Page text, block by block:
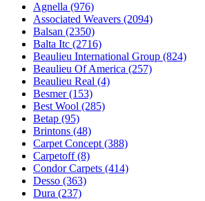
Agnella (976)
Associated Weavers (2094)
Balsan (2350)
Balta Itc (2716)
Beaulieu International Group (824)
Beaulieu Of America (257)
Beaulieu Real (4)
Besmer (153)
Best Wool (285)
Betap (95)
Brintons (48)
Carpet Concept (388)
Carpetoff (8)
Condor Carpets (414)
Desso (363)
Dura (237)